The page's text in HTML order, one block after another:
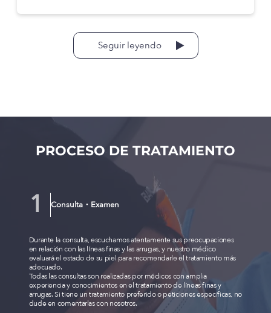
Seguir leyendo
PROCESO DE TRATAMIENTO
Consulta・Examen
Durante la consulta, escuchamos atentamente sus preocupaciones
en relación con las líneas finas y las arrugas, y nuestro médico
evaluará el estado de su piel para recomendarle el tratamiento más
adecuado.
Todas las consultas son realizadas por médicos con amplia
experiencia y conocimientos en el tratamiento de líneas finas y
arrugas. Si tiene un tratamiento preferido o peticiones específicas, no
dude en comentarlas con nosotros.